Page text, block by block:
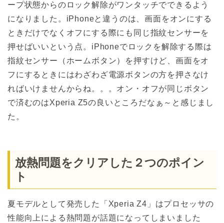
ープ状態からのロック解除がワンタッチでできるよう
になりました。iPhoneと違うのは、画面をオンにする
ときだけでなくオフにする際にも同じ指紋センサーを
押せばいいという点。iPhoneでロックを解除する際は
指紋センサー（ホームボタン）を押すけど、画面をオ
フにするときにはわざわざ電源ボタンの方を押さなけ
ればいけませんからね。。。オン・オフが同じボタン
で済むのはXperia Z5の良いところだなぁ～と感じまし
た。
放熱問題をクリアした２つのポイン
ト
夏モデルとして発売した「Xperia Z4」はプロセッサの
性能向上による熱問題が話題になってしまいました